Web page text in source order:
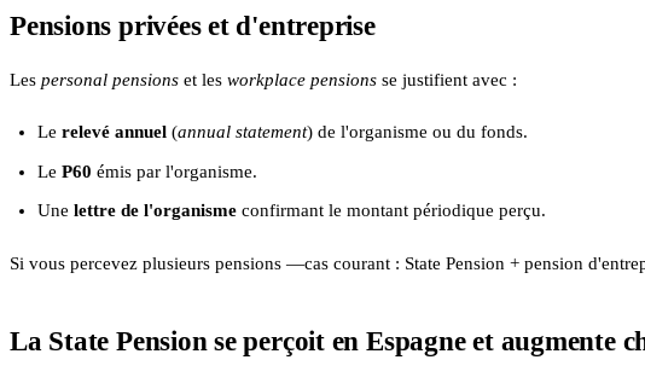
Pensions privées et d'entreprise
Les personal pensions et les workplace pensions se justifient avec :
Le relevé annuel(annual statement) de l'organisme ou du fonds.
Le P60 émis par l'organisme.
Une lettre de l'organismeconfirmant le montant périodique perçu.
Si vous percevez plusieurs pensions —cas courant : State Pension + pension
La State Pension se perçoit en Espagne et augmente